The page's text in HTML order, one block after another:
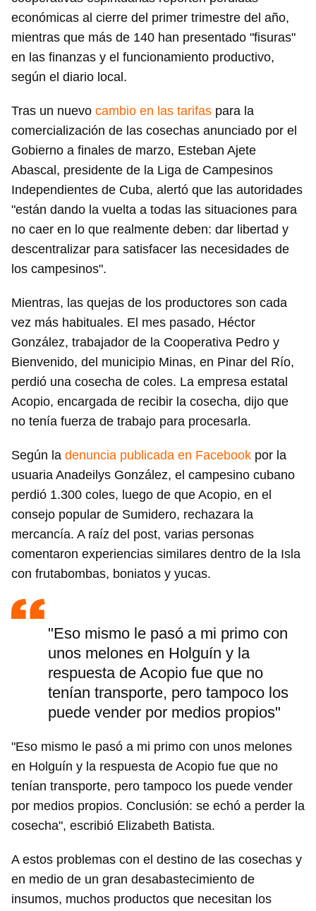
económicas al cierre del primer trimestre del año,
mientras que más de 140 han presentado "fisuras"
en las finanzas y el funcionamiento productivo,
según el diario local.
Tras un nuevo cambio en las tarifas para la
comercialización de las cosechas anunciado por el
Gobierno a finales de marzo, Esteban Ajete
Abascal, presidente de la Liga de Campesinos
Independientes de Cuba, alertó que las autoridades
"están dando la vuelta a todas las situaciones para
no caer en lo que realmente deben: dar libertad y
descentralizar para satisfacer las necesidades de
los campesinos".
Mientras, las quejas de los productores son cada
vez más habituales. El mes pasado, Héctor
González, trabajador de la Cooperativa Pedro y
Bienvenido, del municipio Minas, en Pinar del Río,
perdió una cosecha de coles. La empresa estatal
Acopio, encargada de recibir la cosecha, dijo que
no tenía fuerza de trabajo para procesarla.
Según la denuncia publicada en Facebook por la
usuaria Anadeilys González, el campesino cubano
perdió 1.300 coles, luego de que Acopio, en el
consejo popular de Sumidero, rechazara la
mercancía. A raíz del post, varias personas
comentaron experiencias similares dentro de la Isla
con frutabombas, boniatos y yucas.
"Eso mismo le pasó a mi primo con
unos melones en Holguín y la
respuesta de Acopio fue que no
tenían transporte, pero tampoco los
puede vender por medios propios"
"Eso mismo le pasó a mi primo con unos melones
en Holguín y la respuesta de Acopio fue que no
tenían transporte, pero tampoco los puede vender
por medios propios. Conclusión: se echó a perder la
cosecha", escribió Elizabeth Batista.
A estos problemas con el destino de las cosechas y
en medio de un gran desabastecimiento de
insumos, muchos productos que necesitan los